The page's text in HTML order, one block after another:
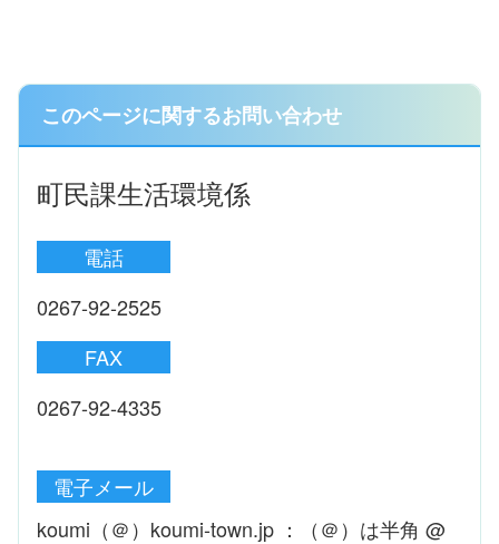
このページに関するお問い合わせ
町民課生活環境係
電話
0267-92-2525
FAX
0267-92-4335
電子メール
koumi（＠）koumi-town.jp ：（＠）は半角 @